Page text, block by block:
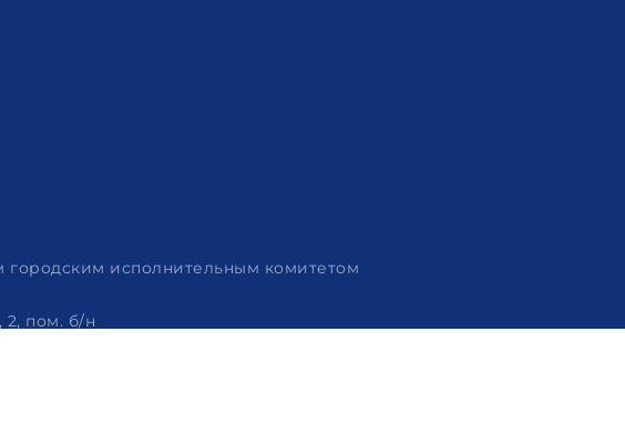
городским исполнительным комитетом
2, пом. б/н